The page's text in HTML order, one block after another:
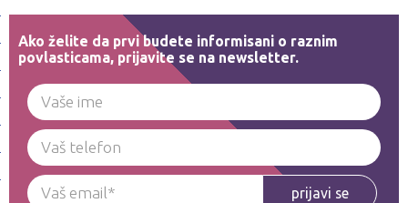
Ako želite da prvi budete informisani o raznim
povlasticama, prijavite se na newsletter.
prijavi se